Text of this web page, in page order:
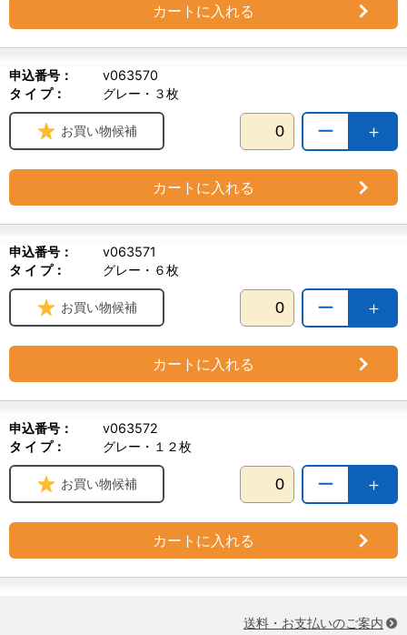
カートに入れる
申込番号：
v063570
タ イ プ：
グレー・３枚
＋
ー
お買い物候補
カートに入れる
申込番号：
v063571
タ イ プ：
グレー・６枚
＋
ー
お買い物候補
カートに入れる
申込番号：
v063572
タ イ プ：
グレー・１２枚
＋
ー
お買い物候補
カートに入れる
送料・お支払いのご案内